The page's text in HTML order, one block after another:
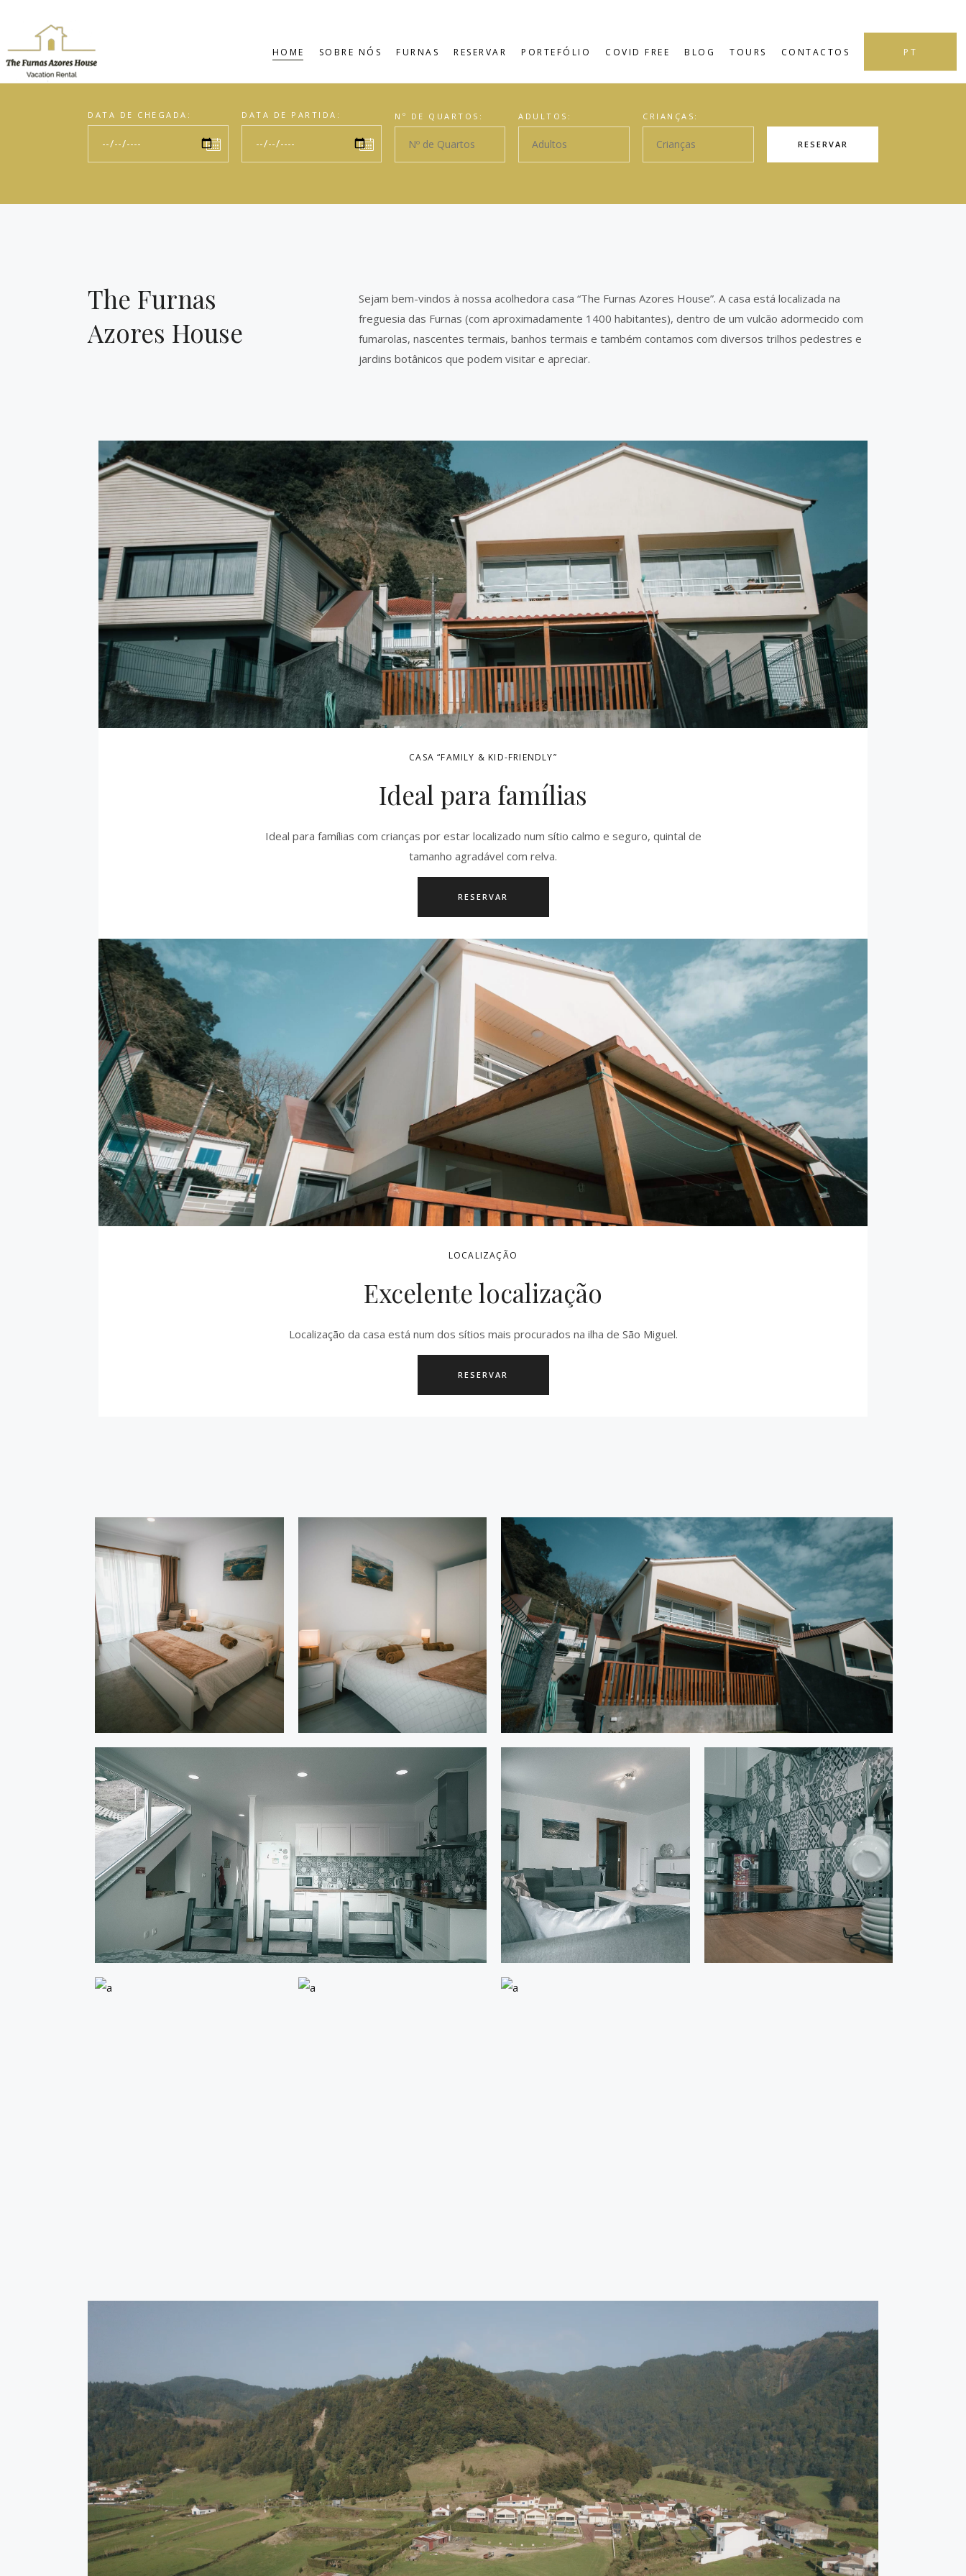
HOME SOBRE NÓS FURNAS RESERVAR PORTEFÓLIO COVID FREE BLOG TOURS CONTACTOS PT
DATA DE CHEGADA: DATA DE PARTIDA: Nº DE QUARTOS: ADULTOS: CRIANÇAS:
RESERVAR
The Furnas
Azores House
Sejam bem-vindos à nossa acolhedora casa “The Furnas Azores House”. A casa está localizada na
freguesia das Furnas (com aproximadamente 1400 habitantes), dentro de um vulcão adormecido com
fumarolas, nascentes termais, banhos termais e também contamos com diversos trilhos pedestres e
jardins botânicos que podem visitar e apreciar.
CASA “FAMILY & KID-FRIENDLY”
Ideal para famílias
Ideal para famílias com crianças por estar localizado num sítio calmo e seguro, quintal de
tamanho agradável com relva.
RESERVAR
LOCALIZAÇÃO
Excelente localização
Localização da casa está num dos sítios mais procurados na ilha de São Miguel.
RESERVAR